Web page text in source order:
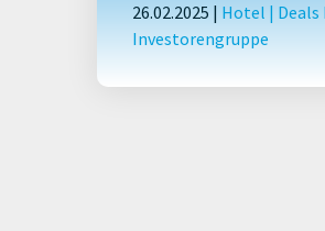
26.02.2025 | Hotel | Deals
Investorengruppe